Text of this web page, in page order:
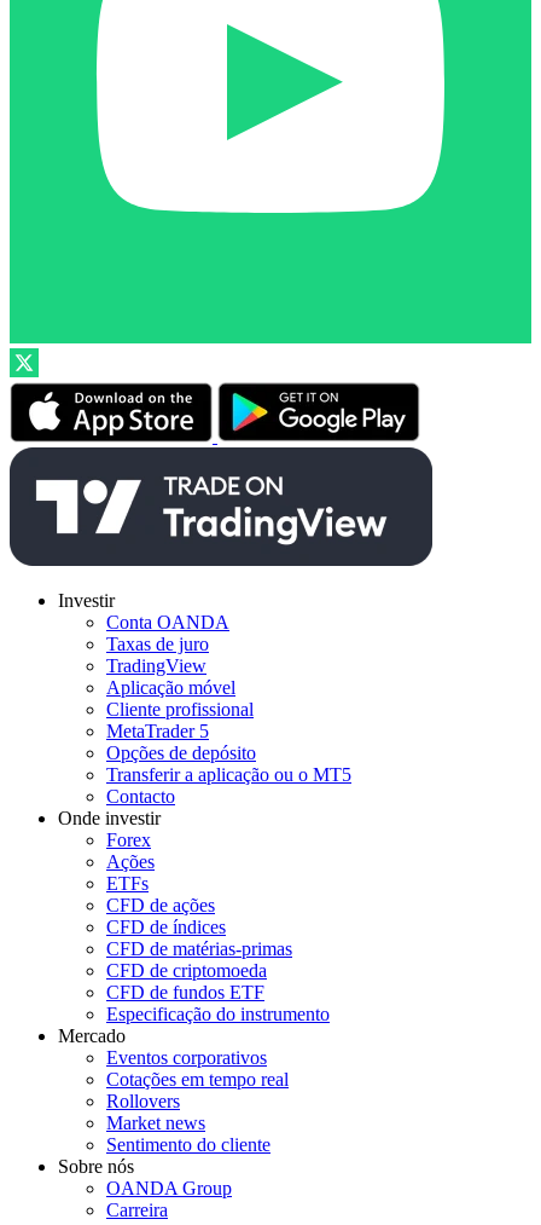
Investir
Conta OANDA
Taxas de juro
TradingView
Aplicação móvel
Cliente profissional
MetaTrader 5
Opções de depósito
Transferir a aplicação ou o MT5
Contacto
Onde investir
Forex
Ações
ETFs
CFD de ações
CFD de índices
CFD de matérias-primas
CFD de criptomoeda
CFD de fundos ETF
Especificação do instrumento
Mercado
Eventos corporativos
Cotações em tempo real
Rollovers
Market news
Sentimento do cliente
Sobre nós
OANDA Group
Carreira